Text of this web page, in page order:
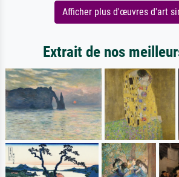
Afficher plus d'œuvres d'art
Extrait de nos